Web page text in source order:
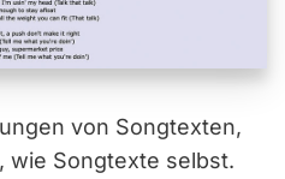
von Songtexten,
wie Songtexte selbst.